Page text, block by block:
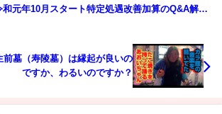
和元年10月スタート特定処遇改善加算のQ&A解説
前墓（寿陵墓）は縁起が良いの
ですか、わるいのですか？